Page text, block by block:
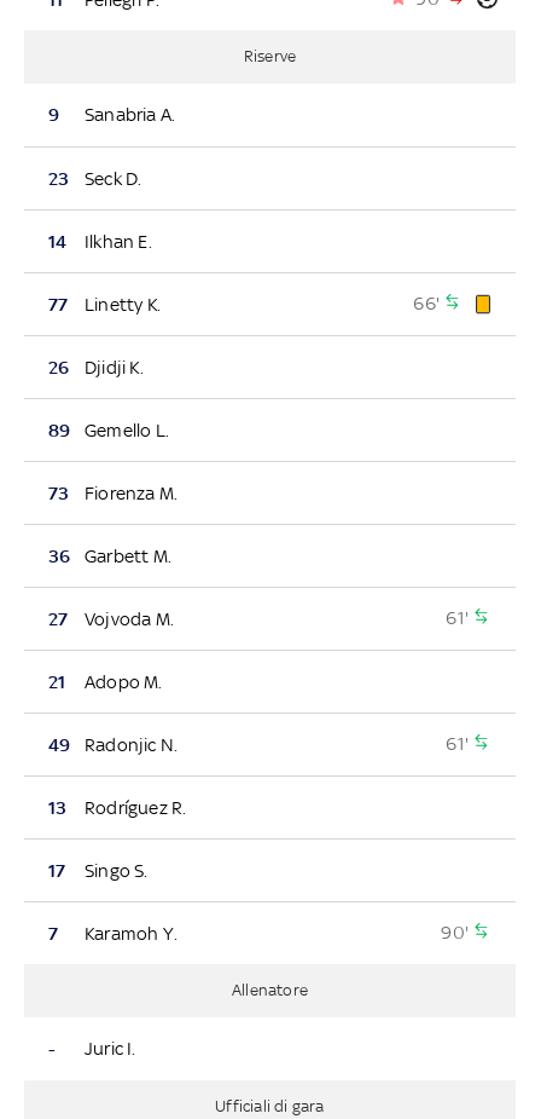
Riserve
9 Sanabria A.
23 Seck D.
14 Ilkhan E.
77 Linetty K. 66'
26 Djidji K.
89 Gemello L.
73 Fiorenza M.
36 Garbett M.
27 Vojvoda M. 61'
21 Adopo M.
49 Radonjic N. 61'
13 Rodríguez R.
17 Singo S.
7 Karamoh Y. 90'
Allenatore
- Juric I.
Ufficiali di gara